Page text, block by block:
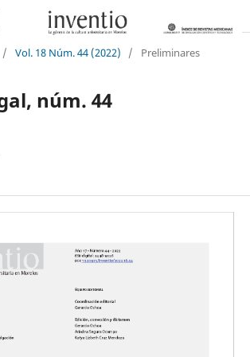
/ Vol. 18 Núm. 44 (2022) / Preliminares
núm. 44